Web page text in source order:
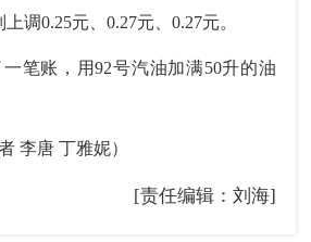
调0.25元、0.27元、0.27元。
账，用92号汽油加满50升的油
唐 丁雅妮）
[责任编辑：刘海]